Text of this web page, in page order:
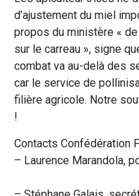
d’ajustement du miel
propos du ministère «
sur le carreau », signe
combat va au-delà des
car le service de
filière agricole. Notre
!
Contacts Confédération
– Laurence Marandola,